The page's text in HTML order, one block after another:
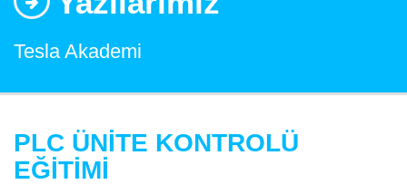
Tesla Akademi
PLC ÜNİTE KONTROLÜ
EĞİTİMİ